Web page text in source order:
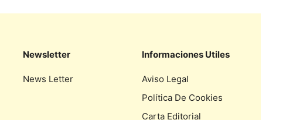
Newsletter
News Letter
Informaciones Utiles
Aviso Legal
Política De Cookies
Carta Editorial